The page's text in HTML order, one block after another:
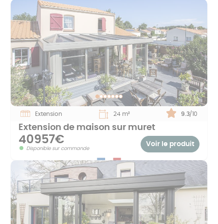
Extension 24 m² Note :
9.3/10
Extension de maison sur muret
40957€
Disponible sur commande
Voir le produit